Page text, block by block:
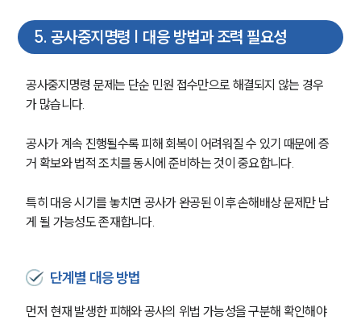
5. 공사중지명령 | 대응 방법과 조력 필요성
공사중지명령 문제는 단순 민원 접수만으로 해결되지 않는 경우
가 많습니다.
공사가 계속 진행될수록 피해 회복이 어려워질 수 있기 때문에 증
거 확보와 법적 조치를 동시에 준비하는 것이 중요합니다.
특히 대응 시기를 놓치면 공사가 완공된 이후 손해배상 문제만 남
게 될 가능성도 존재합니다.
단계별 대응 방법
먼저 현재 발생한 피해와 공사의 위법 가능성을 구분해 확인해야